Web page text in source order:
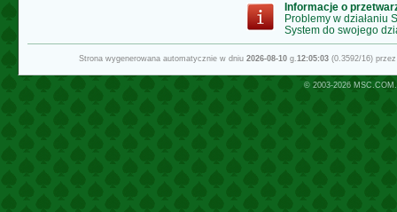
Informacje o
Problemy w działaniu
System do swojego
Strona wygenerowana automatycznie w dniu 2026-08-10g.12:05:03(0.3592/16)
© 2003-2026